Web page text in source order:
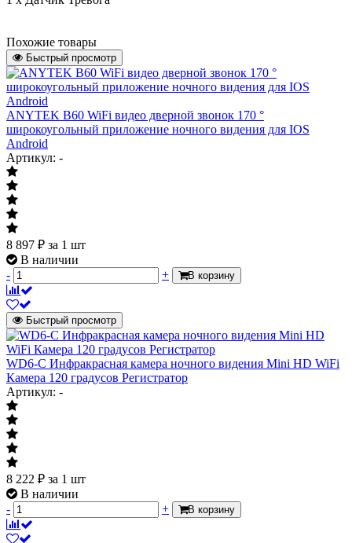
Похожие товары
Быстрый просмотр
ANYTEK B60 WiFi видео дверной звонок 170 °
широкоугольный приложение ночного видения для IOS
Android
Артикул: -
8 897 ₽ за 1 шт
В наличии
-
+ В корзину
Быстрый просмотр
WD6-C Инфракрасная камера ночного видения Mini HD WiFi
Камера 120 градусов Регистратор
Артикул: -
8 222 ₽ за 1 шт
В наличии
-
+ В корзину